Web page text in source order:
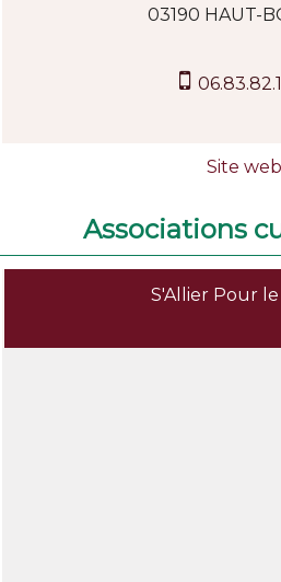
03190 HAUT-
Associations
S'Allier Pour